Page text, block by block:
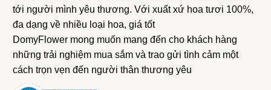
tới người mình yêu thương. Với xuất xứ hoa tươi 100%,
đa dạng về nhiều loại hoa, giá tốt
DomyFlower mong muốn mang đến cho khách hàng
những trải nghiệm mua sắm và trao gửi tình cảm một
cách trọn vẹn đến người thân thương yêu